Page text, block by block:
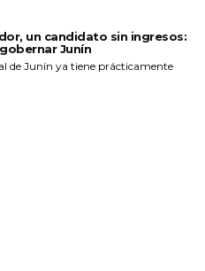
un candidato sin ingresos:
Junín
de Junín ya tiene prácticamente